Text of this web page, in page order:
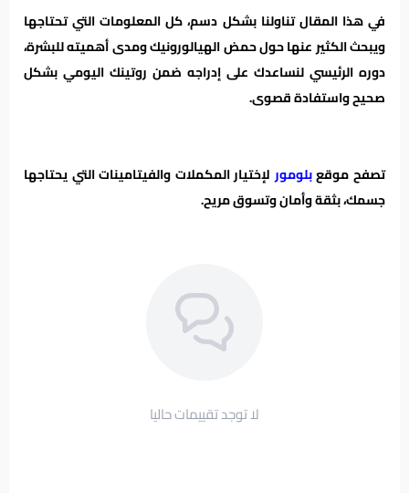
في هذا المقال تناولنا بشكل دسم، كل المعلومات التي تحتاجها
ويبحث الكثير عنها حول حمض الهيالورونيك ومدى أهميته للبشرة،
دوره الرئيسي لنساعدك على إدراجه ضمن روتينك اليومي بشكل
صحيح واستفادة قصوى.
تصفح موقعبلومور لإختيار المكملات والفيتامينات التي يحتاجها
جسمك، بثقة وأمان وتسوق مريح.
لا توجد تقييمات حاليا